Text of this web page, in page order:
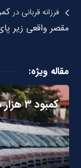
فرزانه قربانیدر
مقصر واقعی زیر
مقاله ویژه:
کمبود ۳ هزار دستگاه آمبولانس در کشور